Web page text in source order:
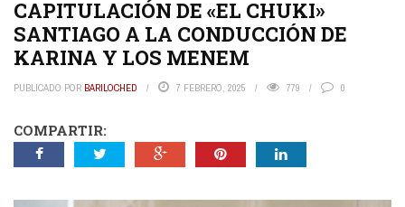
CAPITULACIÓN DE «EL CHUKI»
SANTIAGO A LA CONDUCCIÓN DE
KARINA Y LOS MENEM
PUBLICADO POR BARILOCHED 7 FEBRERO, 2025 779 0
COMPARTIR: